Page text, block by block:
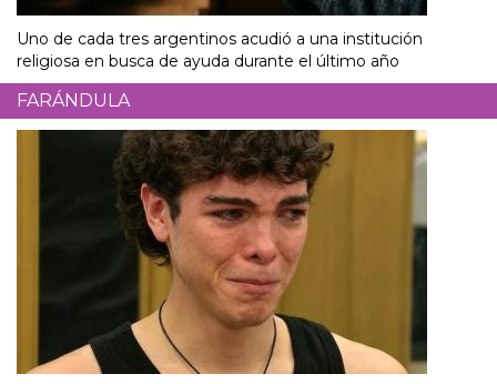
Uno de cada tres argentinos acudió a una institución
religiosa en busca de ayuda durante el último año
FARÁNDULA